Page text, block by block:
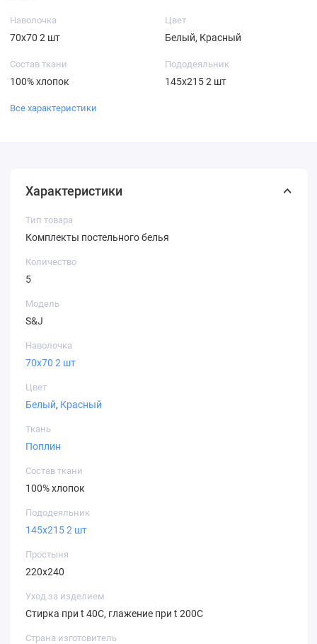
Наволочка
70х70 2 шт
Цвет
Белый, Красный
Состав ткани
100% хлопок
Пододеяльник
145х215 2 шт
Все характеристики
Характеристики
Тип товара
Комплекты постельного белья
Количество
5
Модель
S&J
Наволочка
70х70 2 шт
Цвет
Белый, Красный
Ткань
Поплин
Состав ткани
100% хлопок
Пододеяльник
145х215 2 шт
Простыня
220х240
Уход за изделием
Стирка при t 40С, глажение при t 200С
Страна изготовитель